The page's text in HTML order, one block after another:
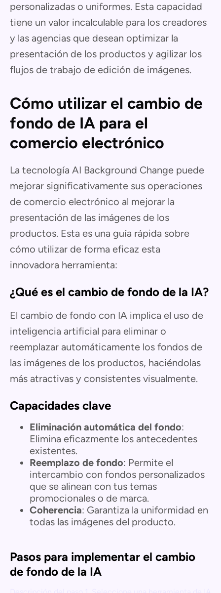
personalizadas o uniformes. Esta capacidad
tiene un valor incalculable para los creadores
y las agencias que desean optimizar la
presentación de los productos y agilizar los
flujos de trabajo de edición de imágenes.
Cómo utilizar el cambio de
fondo de IA para el
comercio electrónico
La tecnología AI Background Change puede
mejorar significativamente sus operaciones
de comercio electrónico al mejorar la
presentación de las imágenes de los
productos. Esta es una guía rápida sobre
cómo utilizar de forma eficaz esta
innovadora herramienta:
¿Qué es el cambio de fondo de la IA?
El cambio de fondo con IA implica el uso de
inteligencia artificial para eliminar o
reemplazar automáticamente los fondos de
las imágenes de los productos, haciéndolas
más atractivas y consistentes visualmente.
Capacidades clave
Eliminación automática del fondo:
Elimina eficazmente los antecedentes
existentes.
Reemplazo de fondo: Permite el
intercambio con fondos personalizados
que se alinean con tus temas
promocionales o de marca.
Coherencia: Garantiza la uniformidad en
todas las imágenes del producto.
Pasos para implementar el cambio
de fondo de la IA